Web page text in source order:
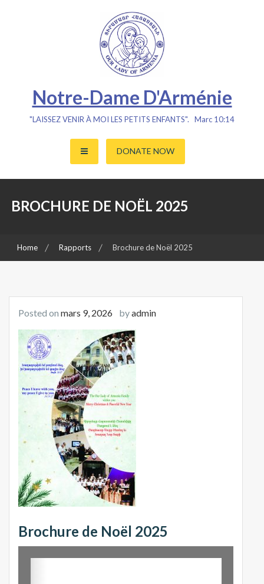
Notre-Dame D'Arménie
"LAISSEZ VENIR À MOI LES PETITS ENFANTS". Marc 10:14
DONATE NOW
BROCHURE DE NOËL 2025
Home Rapports Brochure de Noël 2025
Posted on mars 9, 2026 byadmin
Brochure de Noël 2025